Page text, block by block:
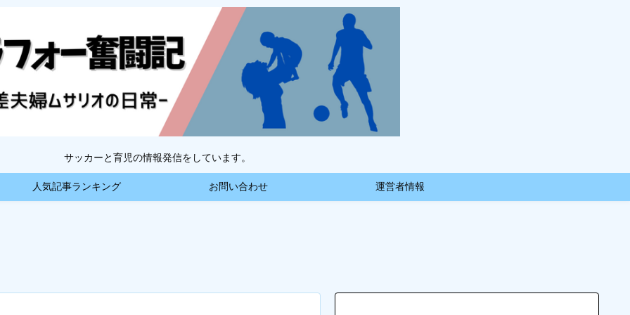
サッカーと育児の情報発信をしています。
人気記事ランキング お問い合わせ 運営者情報